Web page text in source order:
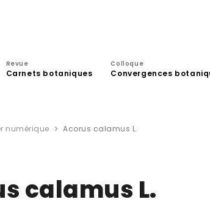
Revue
Carnets botaniques
Colloque
Convergences
numérique Acorus calamus L.
calamus L.